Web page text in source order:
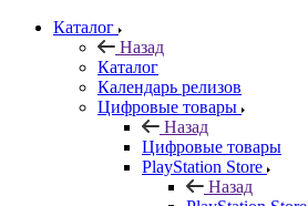
Каталог
Назад
Каталог
Календарь релизов
Цифровые товары
Назад
Цифровые товары
PlayStation Store
Назад